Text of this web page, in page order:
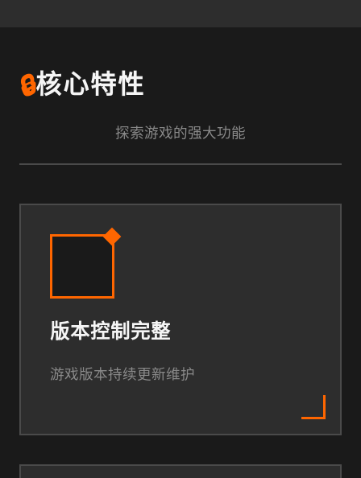
🔒核心特性
探索游戏的强大功能
版本控制完整
游戏版本持续更新维护